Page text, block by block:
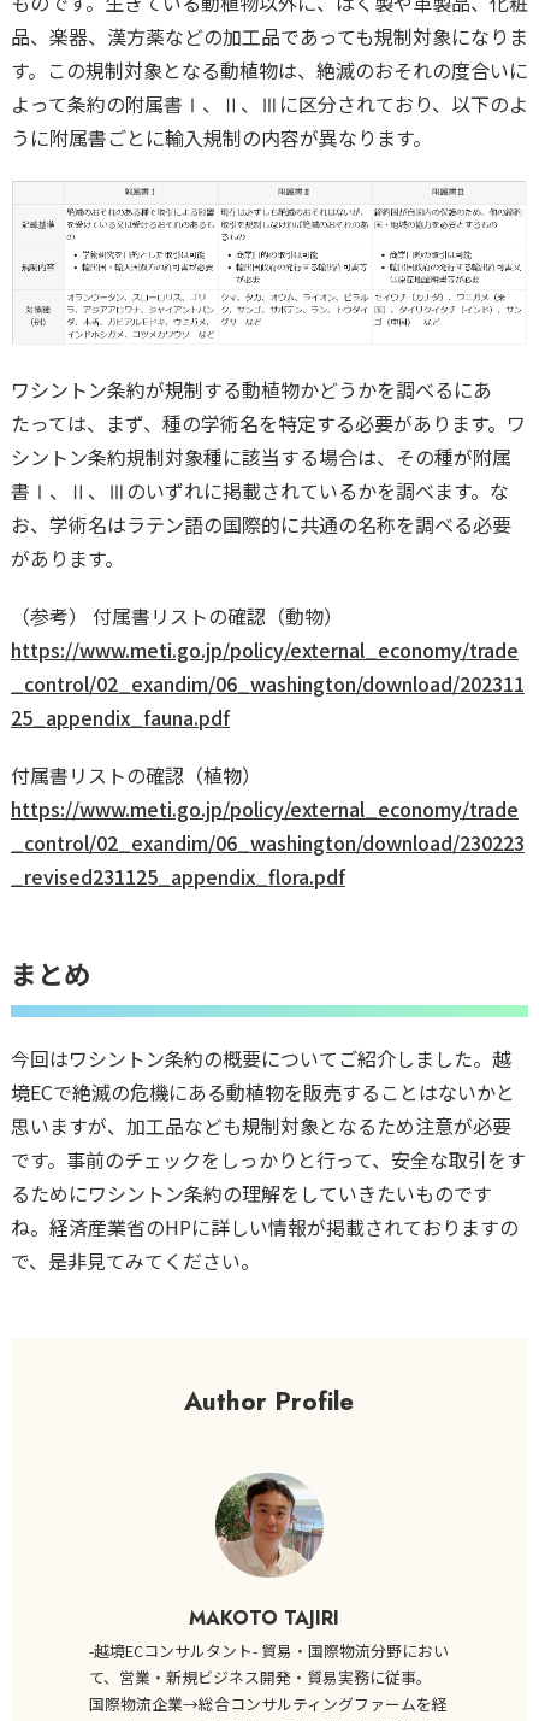
品、楽器、漢方薬などの加工品であっても規制対象になりま
す。この規制対象となる動植物は、絶滅のおそれの度合いに
よって条約の附属書Ⅰ、Ⅱ、Ⅲに区分されており、以下のよ
うに附属書ごとに輸入規制の内容が異なります。
ワシントン条約が規制する動植物かどうかを調べるにあ
たっては、まず、種の学術名を特定する必要があります。ワ
シントン条約規制対象種に該当する場合は、その種が附属
書Ⅰ、Ⅱ、Ⅲのいずれに掲載されているかを調べます。な
お、学術名はラテン語の国際的に共通の名称を調べる必要
があります。
（参考） 付属書リストの確認（動物）
https://www.meti.go.jp/policy/external_economy/trade
_control/02_exandim/06_washington/download/202311
25_appendix_fauna.pdf
付属書リストの確認（植物）
https://www.meti.go.jp/policy/external_economy/trade
_control/02_exandim/06_washington/download/230223
_revised231125_appendix_flora.pdf
まとめ
今回はワシントン条約の概要についてご紹介しました。越
境ECで絶滅の危機にある動植物を販売することはないかと
思いますが、加工品なども規制対象となるため注意が必要
です。事前のチェックをしっかりと行って、安全な取引をす
るためにワシントン条約の理解をしていきたいものです
ね。経済産業省のHPに詳しい情報が掲載されておりますの
で、是非見てみてください。
Author Profile
MAKOTO TAJIRI
-越境ECコンサルタント- 貿易・国際物流分野におい
て、営業・新規ビジネス開発・貿易実務に従事。
国際物流企業→総合コンサルティングファームを経